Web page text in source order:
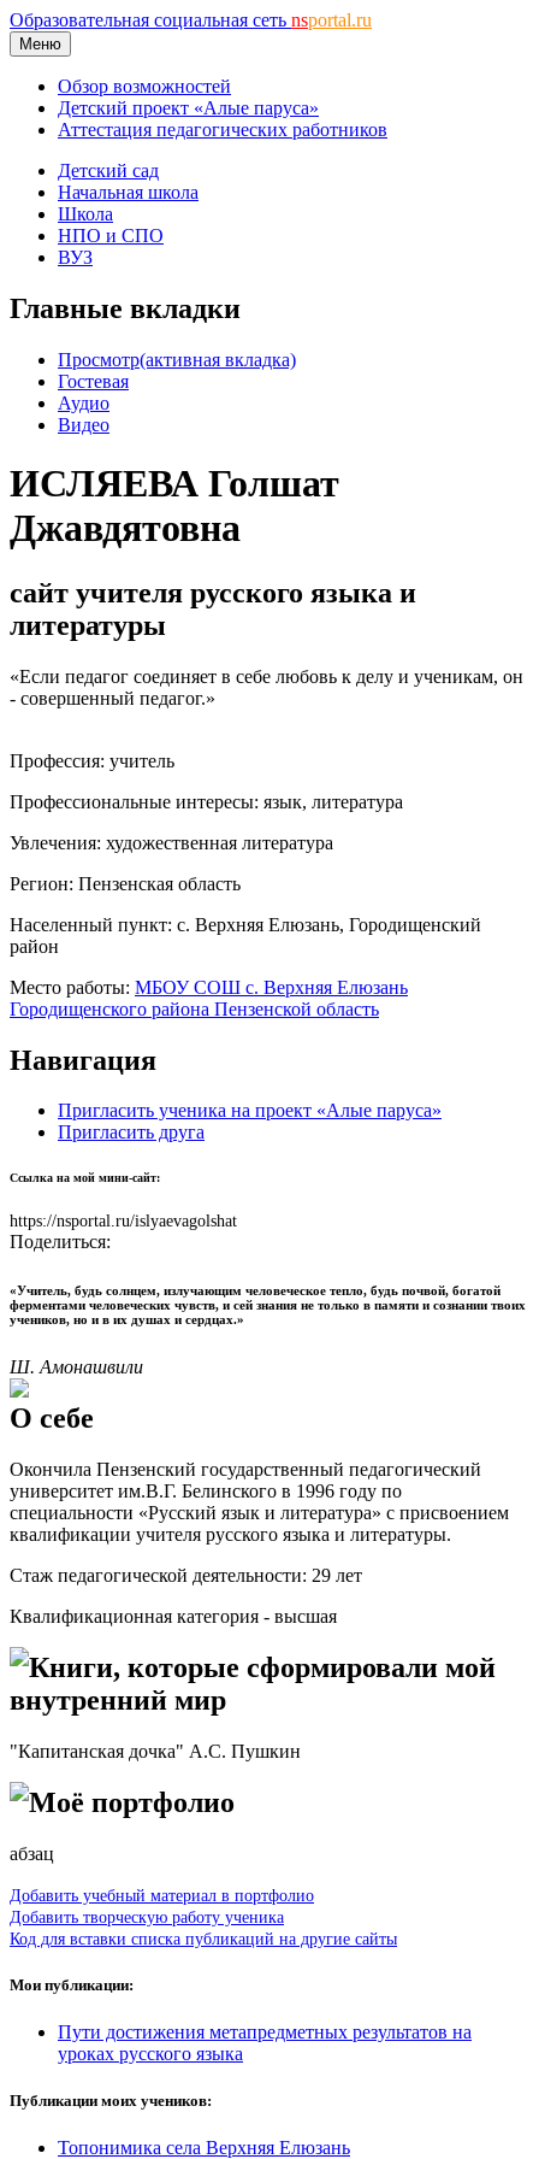
Образовательная социальная сеть nsportal.ru
Меню
Обзор возможностей
Детский проект «Алые паруса»
Аттестация педагогических работников
Детский сад
Начальная школа
Школа
НПО и СПО
ВУЗ
Главные вкладки
Просмотр(активная вкладка)
Гостевая
Аудио
Видео
ИСЛЯЕВА Голшат
Джавдятовна
сайт учителя русского языка и
литературы
«Если педагог соединяет в себе любовь к делу и ученикам, он
- совершенный педагог.»
Профессия: учитель
Профессиональные интересы: язык, литература
Увлечения: художественная литература
Регион: Пензенская область
Населенный пункт: с. Верхняя Елюзань, Городищенский
район
Место работы: МБОУ СОШ с. Верхняя Елюзань
Городищенского района Пензенской область
Навигация
Пригласить ученика на проект «Алые паруса»
Пригласить друга
Ссылка на мой мини-сайт:
https://nsportal.ru/islyaevagolshat
Поделиться:
«Учитель, будь солнцем, излучающим человеческое тепло, будь почвой, богатой
ферментами человеческих чувств, и сей знания не только в памяти и сознании твоих
учеников, но и в их душах и сердцах.»
Ш. Амонашвили
О себе
Окончила Пензенский государственный педагогический
университет им.В.Г. Белинского в 1996 году по
специальности «Русский язык и литература» с присвоением
квалификации учителя русского языка и литературы.
Стаж педагогической деятельности: 29 лет
Квалификационная категория - высшая
Книги, которые сформировали мой
внутренний мир
"Капитанская дочка" А.С. Пушкин
Моё портфолио
абзац
Добавить учебный материал в портфолио
Добавить творческую работу ученика
Код для вставки списка публикаций на другие сайты
Мои публикации:
Пути достижения метапредметных результатов на
уроках русского языка
Публикации моих учеников:
Топонимика села Верхняя Елюзань